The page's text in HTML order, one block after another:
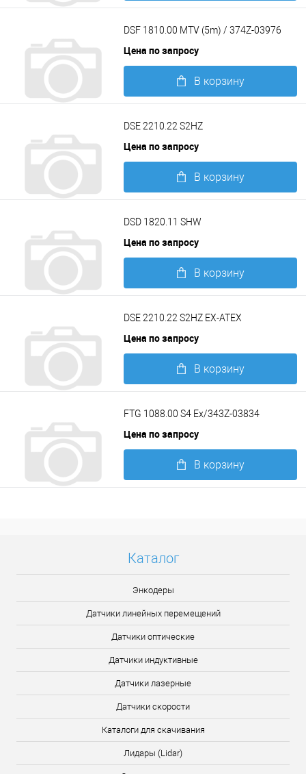
DSF 1810.00 MTV (5m) / 374Z-03976
Цена по запросу
В корзину
DSE 2210.22 S2HZ
Цена по запросу
В корзину
DSD 1820.11 SHW
Цена по запросу
В корзину
DSE 2210.22 S2HZ EX-ATEX
Цена по запросу
В корзину
FTG 1088.00 S4 Ex/343Z-03834
Цена по запросу
В корзину
Каталог
Энкодеры
Датчики линейных перемещений
Датчики оптические
Датчики индуктивные
Датчики лазерные
Датчики скорости
Каталоги для скачивания
Лидары (Lidar)